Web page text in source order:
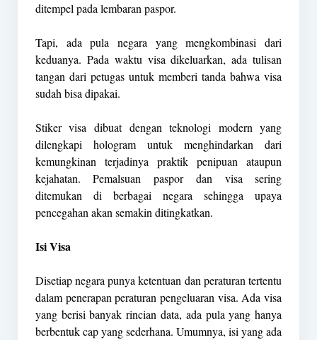
ditempel pada lembaran paspor.
Tapi, ada pula negara yang mengkombinasi dari
keduanya. Pada waktu visa dikeluarkan, ada tulisan
tangan dari petugas untuk memberi tanda bahwa visa
sudah bisa dipakai.
Stiker visa dibuat dengan teknologi modern yang
dilengkapi hologram untuk menghindarkan dari
kemungkinan terjadinya praktik penipuan ataupun
kejahatan. Pemalsuan paspor dan visa sering
ditemukan di berbagai negara sehingga upaya
pencegahan akan semakin ditingkatkan.
Isi Visa
Disetiap negara punya ketentuan dan peraturan tertentu
dalam penerapan peraturan pengeluaran visa. Ada visa
yang berisi banyak rincian data, ada pula yang hanya
berbentuk cap yang sederhana. Umumnya, isi yang ada